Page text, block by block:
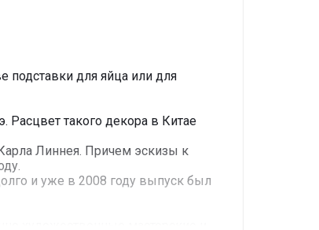
подставки для яйца или для
такого декора в Китае
Линнея. Причем эскизы к
и уже в 2008 году выпуск был